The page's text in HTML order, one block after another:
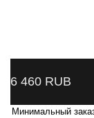
6 460 RUB
Минимальный